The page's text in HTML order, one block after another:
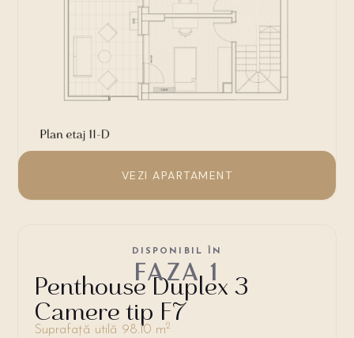
VEZI APARTAMENT
Penthouse Duplex 3
Camere tip F7
Suprafață utilă 98.10 m2
DISPONIBIL ÎN
FAZA 1